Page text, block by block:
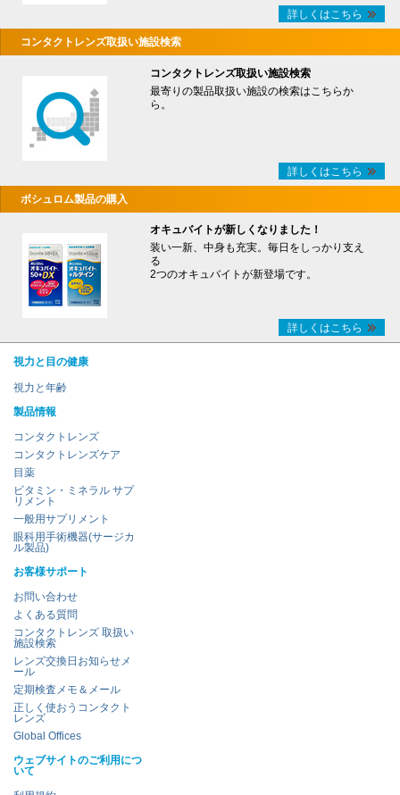
詳しくはこちら
コンタクトレンズ取扱い施設検索
コンタクトレンズ取扱い施設検索
最寄りの製品取扱い施設の検索はこちらか
ら。
詳しくはこちら
ボシュロム製品の購入
オキュバイトが新しくなりました！
装い一新、中身も充実。毎日をしっかり支え
る
2つのオキュバイトが新登場です。
詳しくはこちら
視力と目の健康
視力と年齢
製品情報
コンタクトレンズ
コンタクトレンズケア
目薬
ビタミン・ミネラル サプ
リメント
一般用サプリメント
眼科用手術機器(サージカ
ル製品)
お客様サポート
お問い合わせ
よくある質問
コンタクトレンズ 取扱い
施設検索
レンズ交換日お知らせメ
ール
定期検査メモ＆メール
正しく使おうコンタクト
レンズ
Global Offices
ウェブサイトのご利用につ
いて